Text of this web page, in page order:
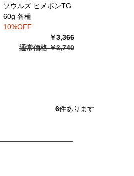
ソウルズ ヒメポンTG
60g 各種
10%OFF
￥3,366
通常価格 ￥3,740
6件あります